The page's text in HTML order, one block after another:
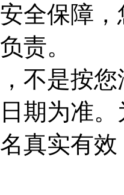
全保障
责。
不是按
期为准
真实有